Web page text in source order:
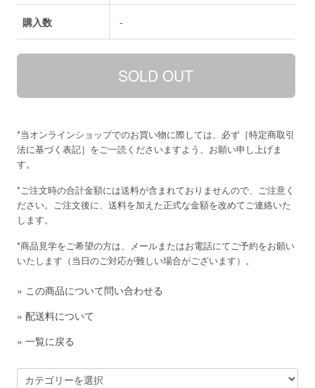
購入数 -
*当オンラインショップでのお買い物に際しては、必ず［特定商取引
法に基づく表記］をご一読くださいますよう、お願い申し上げま
す。
*ご注文時の合計金額には送料が含まれておりませんので、ご注意く
ださい。ご注文後に、送料を加えた正式な金額を改めてご連絡いた
します。
*商品見学をご希望の方は、メールまたはお電話にてご予約をお願い
いたします（当日のご対応が難しい場合がございます）。
» この商品について問い合わせる
»配送料について
»一覧に戻る